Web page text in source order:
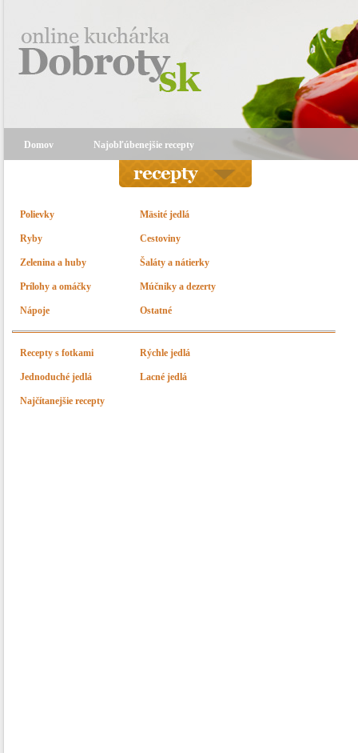
Domov Najobľúbenejšie recepty
Polievky Mäsité jedlá
Ryby Cestoviny
Zelenina a huby Šaláty a nátierky
Prílohy a omáčky Múčniky a dezerty
Nápoje Ostatné
Recepty s fotkami Rýchle jedlá
Jednoduché jedlá Lacné jedlá
Najčítanejšie recepty